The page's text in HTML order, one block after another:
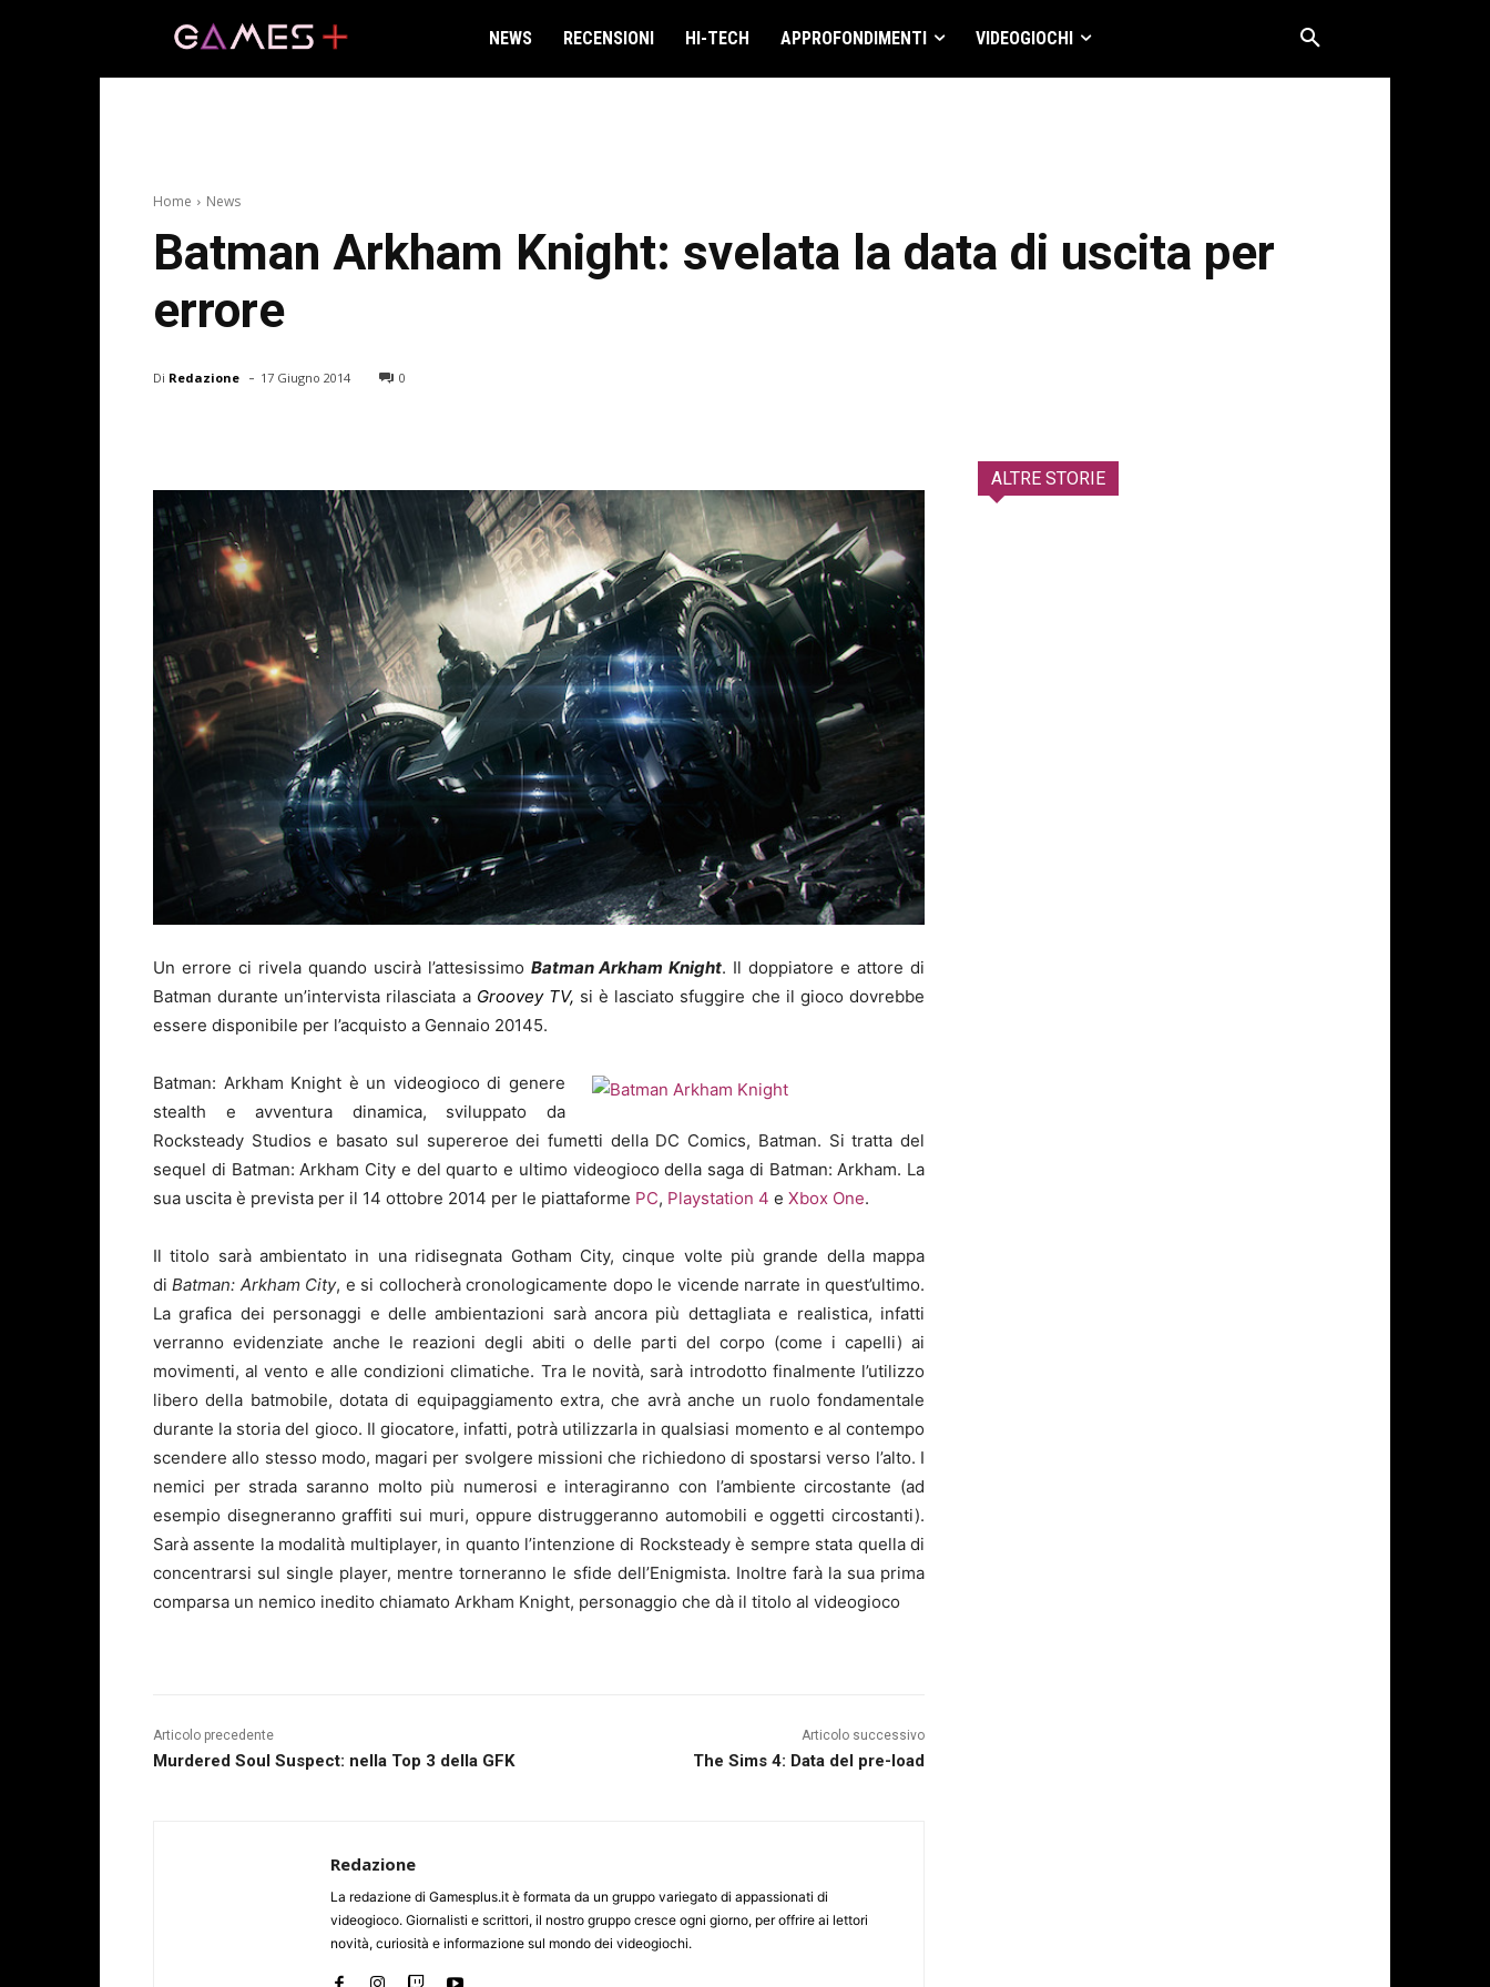
NEWS RECENSIONI HI-TECH APPROFONDIMENTI VIDEOGIOCHI
Home News
Batman Arkham Knight: svelata la data di uscita per
errore
Di Redazione - 17 Giugno 2014 0
Un errore ci rivela quando uscirà l’attesissimo Batman Arkham Knight. Il doppiatore e attore di
Batman durante un’intervista rilasciata a Groovey TV, si è lasciato sfuggire che il gioco dovrebbe
essere disponibile per l’acquisto a Gennaio 20145.
Batman: Arkham Knight è un videogioco di genere
stealth e avventura dinamica, sviluppato da
Rocksteady Studios e basato sul supereroe dei fumetti della DC Comics, Batman. Si tratta del
sequel di Batman: Arkham City e del quarto e ultimo videogioco della saga di Batman: Arkham. La
sua uscita è prevista per il 14 ottobre 2014 per le piattaforme PC, Playstation 4 e Xbox One.
Il titolo sarà ambientato in una ridisegnata Gotham City, cinque volte più grande della mappa
diBatman: Arkham City, e si collocherà cronologicamente dopo le vicende narrate in quest’ultimo.
La grafica dei personaggi e delle ambientazioni sarà ancora più dettagliata e realistica, infatti
verranno evidenziate anche le reazioni degli abiti o delle parti del corpo (come i capelli) ai
movimenti, al vento e alle condizioni climatiche. Tra le novità, sarà introdotto finalmente l’utilizzo
libero della batmobile, dotata di equipaggiamento extra, che avrà anche un ruolo fondamentale
durante la storia del gioco. Il giocatore, infatti, potrà utilizzarla in qualsiasi momento e al contempo
scendere allo stesso modo, magari per svolgere missioni che richiedono di spostarsi verso l’alto. I
nemici per strada saranno molto più numerosi e interagiranno con l’ambiente circostante (ad
esempio disegneranno graffiti sui muri, oppure distruggeranno automobili e oggetti circostanti).
Sarà assente la modalità multiplayer, in quanto l’intenzione di Rocksteady è sempre stata quella di
concentrarsi sul single player, mentre torneranno le sfide dell’Enigmista. Inoltre farà la sua prima
comparsa un nemico inedito chiamato Arkham Knight, personaggio che dà il titolo al videogioco
Articolo precedente
Murdered Soul Suspect: nella Top 3 della GFK
Articolo successivo
The Sims 4: Data del pre-load
Redazione
La redazione di Gamesplus.it è formata da un gruppo variegato di appassionati di
videogioco. Giornalisti e scrittori, il nostro gruppo cresce ogni giorno, per offrire ai lettori
novità, curiosità e informazione sul mondo dei videogiochi.
ALTRE STORIE